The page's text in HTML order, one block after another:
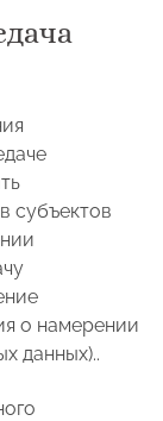
субъектов
о намерении
данных)..